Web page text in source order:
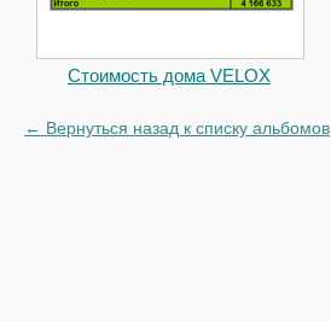
Стоимость дома VELOX
← Вернуться назад к списку альбомов